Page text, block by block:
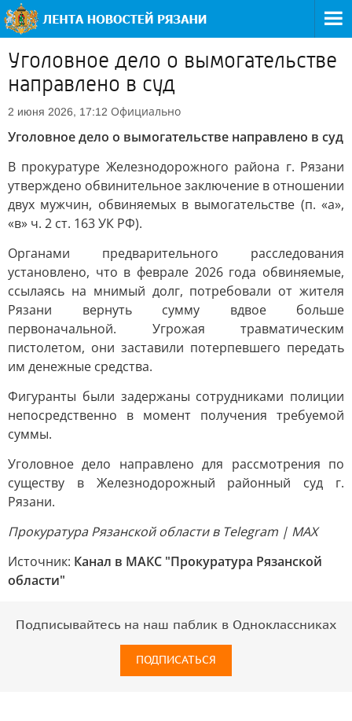
Уголовное дело о вымогательстве
направлено в суд
2 июня 2026, 17:12 Официально
Уголовное дело о вымогательстве направлено в суд
В прокуратуре Железнодорожного района г. Рязани
утверждено обвинительное заключение в отношении
двух мужчин, обвиняемых в вымогательстве (п. «а»,
«в» ч. 2 ст. 163 УК РФ).
Органами предварительного расследования
установлено, что в феврале 2026 года обвиняемые,
ссылаясь на мнимый долг, потребовали от жителя
Рязани вернуть сумму вдвое больше
первоначальной. Угрожая травматическим
пистолетом, они заставили потерпевшего передать
им денежные средства.
Фигуранты были задержаны сотрудниками полиции
непосредственно в момент получения требуемой
суммы.
Уголовное дело направлено для рассмотрения по
существу в Железнодорожный районный суд г.
Рязани.
Прокуратура Рязанской области в Telegram | MAX
Источник: Канал в МАКС "Прокуратура Рязанской
области"
Подписывайтесь на наш паблик в Одноклассниках
ПОДПИСАТЬСЯ